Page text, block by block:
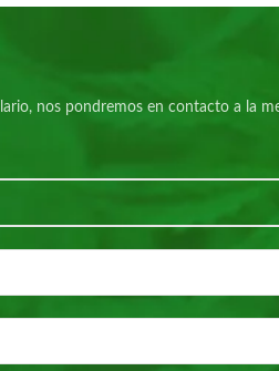
nos pondremos en contacto a la